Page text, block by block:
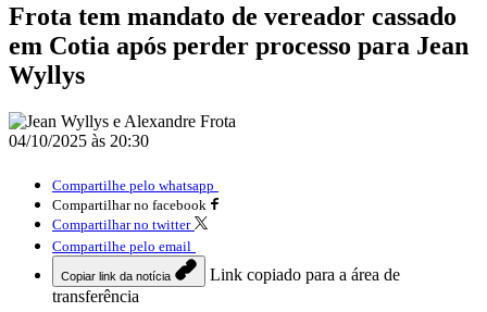
Frota tem mandato de vereador cassado
em Cotia após perder processo para Jean
Wyllys
04/10/2025 às 20:30
Compartilhe pelo whatsapp
Compartilhar no facebook
Compartilhar no twitter
Compartilhe pelo email
Copiar link da notícia
Link copiado para a área de
transferência